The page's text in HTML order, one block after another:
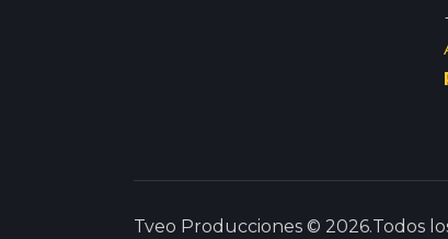
Tveo Producciones © 2026.Todos